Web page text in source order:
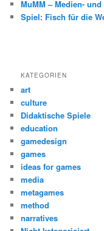
MuMM – Medien-
Spiel: Fisch für die
KATEGORIEN
art
culture
Didaktische Spiele
education
gamedesign
games
ideas for games
media
metagames
method
narratives